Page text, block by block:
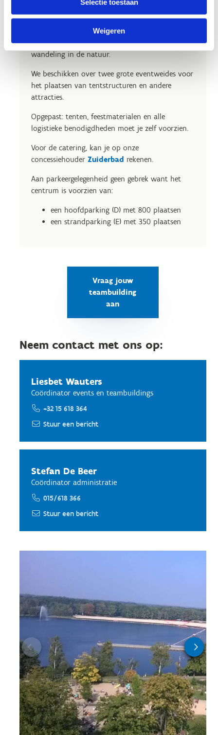
Selectie toestaan
Weigeren
De water-, indoor- en outdoorsporten kunnen
we uitbreiden met een bezoek aan het
waterpark, lasershooten bij The Gathering, een
rustige activiteit op ons zensportplatform of een
wandeling in de natuur.
We beschikken over twee grote eventweides voor
het plaatsen van tentstructuren en andere
attracties.
Opgepast: tenten, feestmaterialen en alle
logistieke benodigdheden moet je zelf voorzien.
Voor de catering, kan je op onze
concessiehouder Zuiderbad rekenen.
Aan parkeergelegenheid geen gebrek want het
centrum is voorzien van:
een hoofdparking (D) met 800 plaatsen
een strandparking (E) met 350 plaatsen
Vraag jouw
teambuilding
aan
Neem contact met ons op:
Liesbet Wauters
Coördinator events en teambuildings
+32 15 618 364
Stuur een bericht
Stefan De Beer
Coördinator administratie
015/618 366
Stuur een bericht